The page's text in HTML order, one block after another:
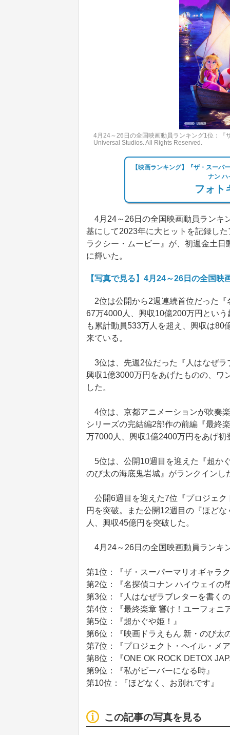
4月24～26日の全国映画動員ランキング1位：
Universal Studios. All Rights Reserved.
【映画ランキング】『ザ・スー
ナン ハ
フォト
4月24～26日の全国映画動員ランキ
基にして2023年に大ヒットを記録し
ラクシー・ムービー』が、初週金土
に輝いた。
【写真で見る】4月24～26日の全国映
2位は公開から2週連続首位だった『
67万4000人、興収10億200万円とい
も累計動員533万人を超え、興収は80
来ている。
3位は、先週2位だった『人はなぜラ
興収1億3000万円をあげたものの、ワ
した。
4位は、京都アニメーションが吹奏
シリーズの完結編2部作の前編『最終
万7000人、興収1億2400万円をあげ初
5位は、公開10週目を迎えた『超か
のび太の海底鬼岩城』がランクインし
公開6週目を迎えた7位『プロジェク
円を突破。また公開12週目の『ほど
人、興収45億円を突破した。
4月24～26日の全国映画動員ランキ
第1位：『ザ・スーパーマリオギャラ
第2位：『名探偵コナン ハイウェイの
第3位：『人はなぜラブレターを書く
第4位：『最終楽章 響け！ユーフォニ
第5位：『超かぐや姫！』
第6位：『映画ドラえもん 新・のび太
第7位：『プロジェクト・ヘイル・メ
第8位：『ONE OK ROCK DETOX
第9位：『私がビーバーになる時』
第10位：『ほどなく、お別れです』
この記事の写真を見る